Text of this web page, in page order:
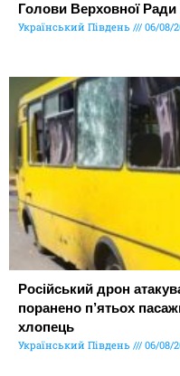
Голови Верховної Ради
Український Південь 06/08/
Російський дрон
поранено п’ятьох
хлопець
Український Південь 06/08/